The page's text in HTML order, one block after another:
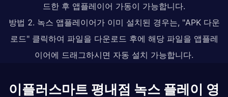
드한 후 앱플레이어 가동이 가능합니다.
방법 2. 녹스 앱플레이어가 이미 설치된 경우는, "APK 다운
로드" 클릭하여 파일을 다운로드 후에 해당 파일을 앱플레
이어에 드래그하시면 자동 설치 가능합니다.
이플러스마트 평내점 녹스 플레이 영